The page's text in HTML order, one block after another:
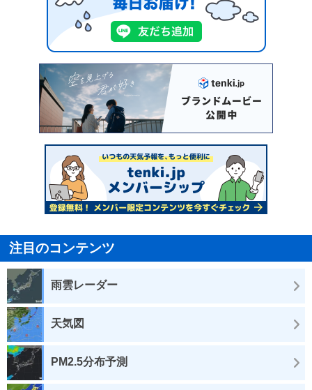
注目のコンテンツ
雨雲レーダー
天気図
PM2.5分布予測